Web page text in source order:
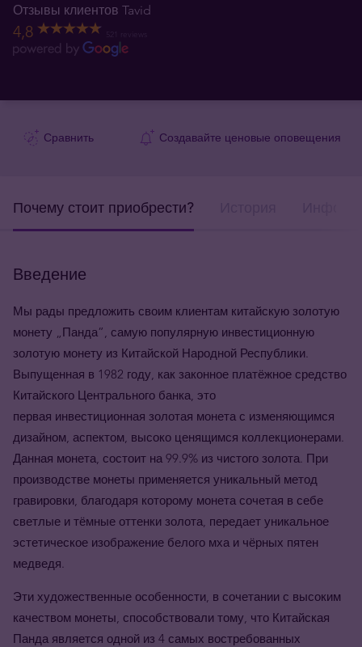
Отзывы клиентов Tavid
4,8
Сравнить Создавайте ценовые оповещения
Почему стоит приобрести?
Введение
Мы рады предложить своим клиентам китайскую золотую
монету „Панда”, самую популярную инвестиционную
золотую монету из Китайской Народной Республики.
Выпущенная в 1982 году, как законное платёжное средство
Китайского Центрального банка, это
первая инвестиционная золотая монета с изменяющимся
дизайном, аспектом, высоко ценящимся коллекционерами.
Данная монета, состоит на 99.9% из чистого золота. При
производстве монеты применяется уникальный метод
гравировки, благодаря которому монета сочетая в себе
светлые и тёмные оттенки золота, передает уникальное
эстетическое изображение белого мха и чёрных пятен
медведя.
Эти художественные особенности, в сочетании с высоким
качеством монеты, способствовали тому, что Китайская
Панда является одной из 4 самых востребованных